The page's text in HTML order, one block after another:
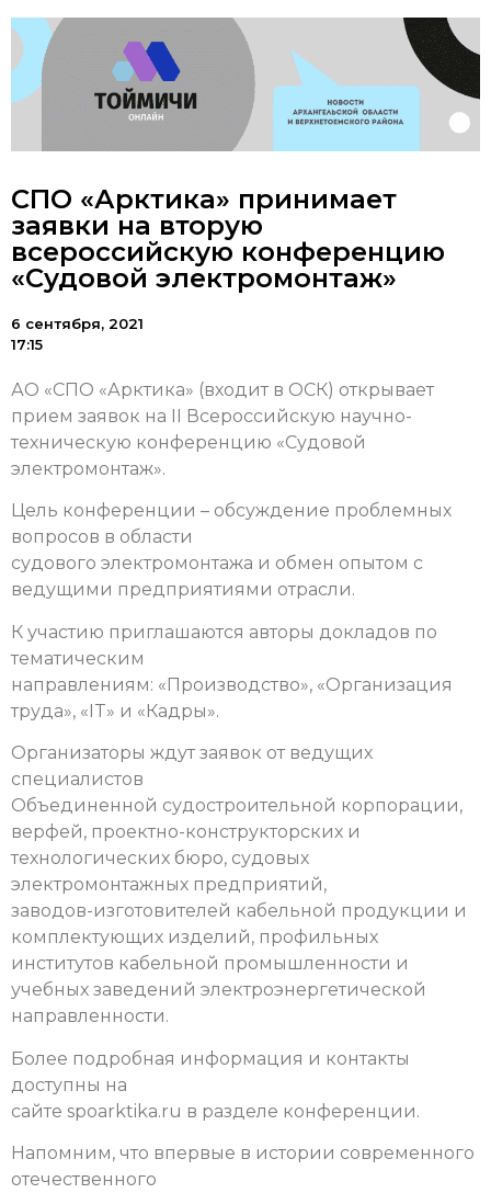
СПО «Арктика» принимает
заявки на вторую
всероссийскую конференцию
«Судовой электромонтаж»
6 сентября, 2021
17:15
АО «СПО «Арктика» (входит в ОСК) открывает
прием заявок на II Всероссийскую научно-
техническую конференцию «Судовой
электромонтаж».
Цель конференции – обсуждение проблемных
вопросов в области
судового электромонтажа и обмен опытом с
ведущими предприятиями отрасли.
К участию приглашаются авторы докладов по
тематическим
направлениям: «Производство», «Организация
труда», «IT» и «Кадры».
Организаторы ждут заявок от ведущих
специалистов
Объединенной судостроительной корпорации,
верфей, проектно-конструкторских и
технологических бюро, судовых
электромонтажных предприятий,
заводов-изготовителей кабельной продукции и
комплектующих изделий, профильных
институтов кабельной промышленности и
учебных заведений электроэнергетической
направленности.
Более подробная информация и контакты
доступны на
сайте spoarktika.ru в разделе конференции.
Напомним, что впервые в истории современного
отечественного